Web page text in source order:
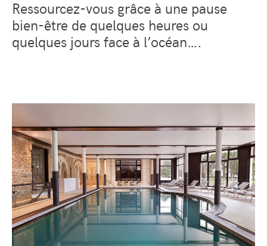
Ressourcez-vous grâce à une pause
bien-être de quelques heures ou
quelques jours face à l’océan….